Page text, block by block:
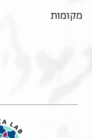
מקומות